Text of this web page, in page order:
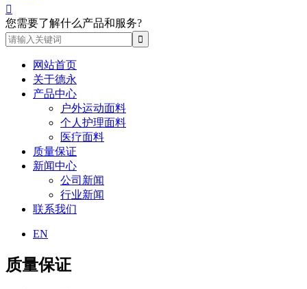

您需要了解什么产品和服务?
网站首页
关于德永
产品中心
户外运动面料
个人护理面料
医疗面料
质量保证
新闻中心
公司新闻
行业新闻
联系我们
EN
质量保证